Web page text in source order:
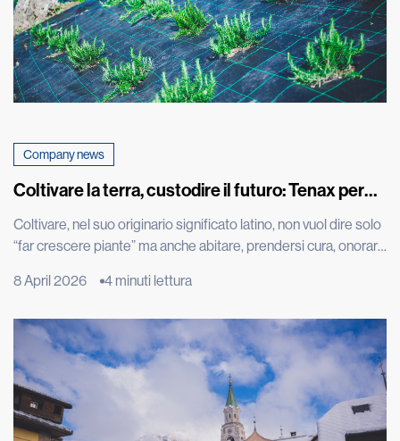
Company news
Coltivare la terra, custodire il futuro: Tenax per
Coltivare, nel suo originario significato latino, non vuol dire solo
“far crescere piante” ma anche abitare, prendersi cura, onorare
dell’intenzione ancora prima del gesto: creare le condizioni
L’orto è molto più di uno spazio produttivo: […]
8 April 2026 4 minuti lettura